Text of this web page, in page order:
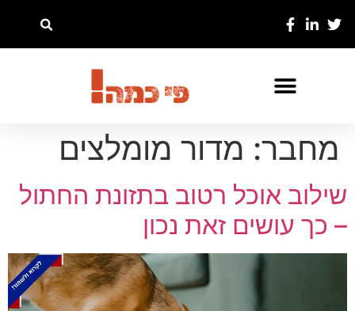
מחבר: מדור מומלצים
שילוב אוכל רטוב בתזונת החתול
– כך עושים זאת נכון